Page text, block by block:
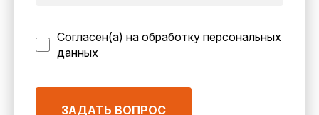
Согласен(а) на обработку персональных
данных
ЗАДАТЬ ВОПРОС